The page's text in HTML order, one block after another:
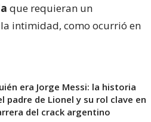
que requieran un
intimidad, como ocurrió en
era Jorge Messi: la historia
padre de Lionel y su rol clave en
del crack argentino